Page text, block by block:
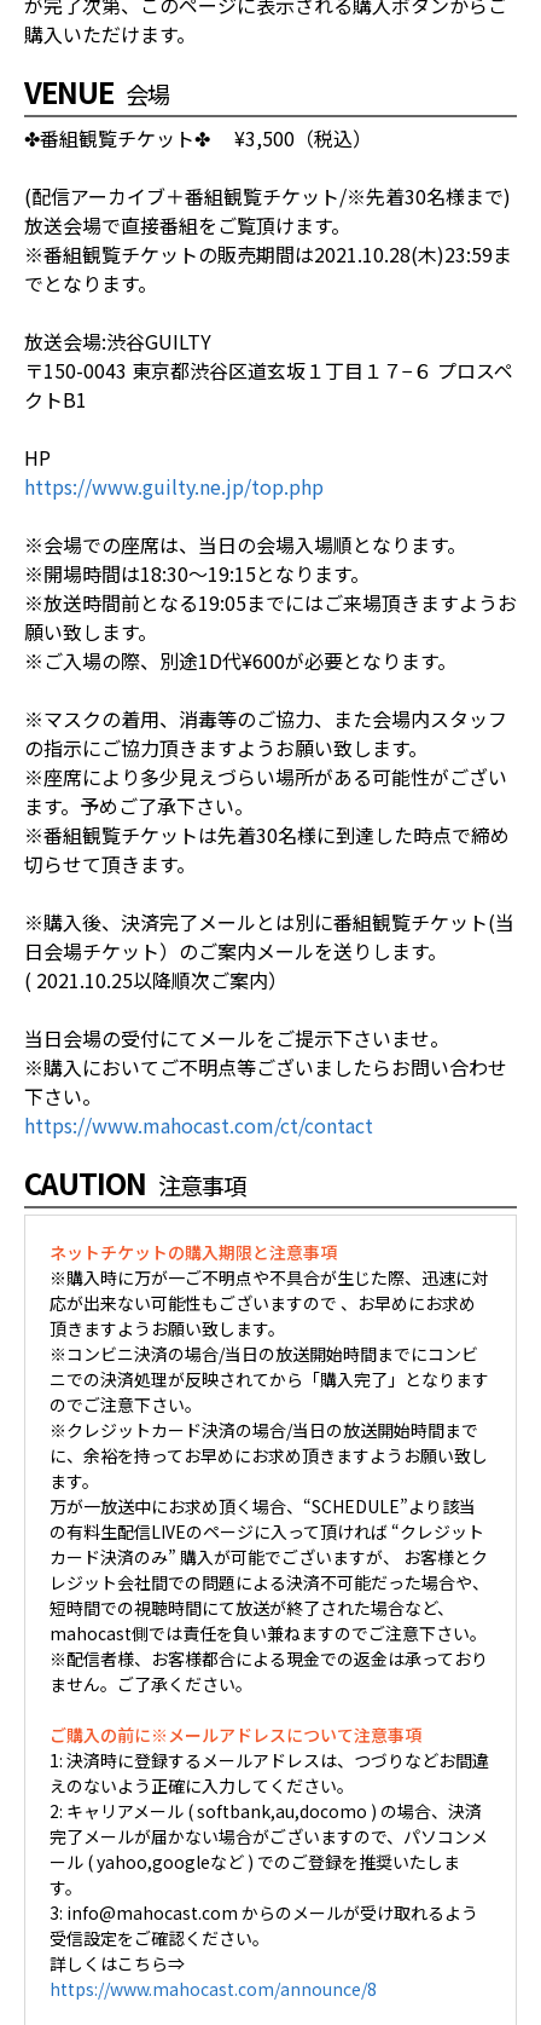
購入いただけます。
VENUE 会場
✤番組観覧チケット✤ ¥3,500（税込）
(配信アーカイブ＋番組観覧チケット/※先着30名様まで)
放送会場で直接番組をご覧頂けます。
※番組観覧チケットの販売期間は2021.10.28(木)23:59ま
でとなります。
放送会場:渋谷GUILTY
〒150-0043 東京都渋谷区道玄坂１丁目１７−６ プロスペ
クトB1
HP
https://www.guilty.ne.jp/top.php
※会場での座席は、当日の会場入場順となります。
※開場時間は18:30〜19:15となります。
※放送時間前となる19:05までにはご来場頂きますようお
願い致します。
※ご入場の際、別途1D代¥600が必要となります。
※マスクの着用、消毒等のご協力、また会場内スタッフ
の指示にご協力頂きますようお願い致します。
※座席により多少見えづらい場所がある可能性がござい
ます。予めご了承下さい。
※番組観覧チケットは先着30名様に到達した時点で締め
切らせて頂きます。
※購入後、決済完了メールとは別に番組観覧チケット(当
日会場チケット）のご案内メールを送りします。
( 2021.10.25以降順次ご案内）
当日会場の受付にてメールをご提示下さいませ。
※購入においてご不明点等ございましたらお問い合わせ
下さい。
https://www.mahocast.com/ct/contact
CAUTION 注意事項
ネットチケットの購入期限と注意事項
※購入時に万が一ご不明点や不具合が生じた際、迅速に対
応が出来ない可能性もございますので 、お早めにお求め
頂きますようお願い致します。
※コンビニ決済の場合/当日の放送開始時間までにコンビ
ニでの決済処理が反映されてから「購入完了」となります
のでご注意下さい。
※クレジットカード決済の場合/当日の放送開始時間まで
に、余裕を持ってお早めにお求め頂きますようお願い致し
ます。
万が一放送中にお求め頂く場合、“SCHEDULE”より該当
の有料生配信LIVEのページに入って頂ければ “クレジット
カード決済のみ” 購入が可能でございますが、 お客様とク
レジット会社間での問題による決済不可能だった場合や、
短時間での視聴時間にて放送が終了された場合など、
mahocast側では責任を負い兼ねますのでご注意下さい。
※配信者様、お客様都合による現金での返金は承っており
ません。ご了承ください。
ご購入の前に※メールアドレスについて注意事項
1: 決済時に登録するメールアドレスは、つづりなどお間違
えのないよう正確に入力してください。
2: キャリアメール ( softbank,au,docomo ) の場合、決済
完了メールが届かない場合がございますので、パソコンメ
ール ( yahoo,googleなど ) でのご登録を推奨いたしま
す。
3: info@mahocast.com からのメールが受け取れるよう
受信設定をご確認ください。
詳しくはこちら⇒
https://www.mahocast.com/announce/8